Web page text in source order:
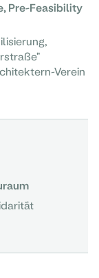
Pre-Feasibility
Verein